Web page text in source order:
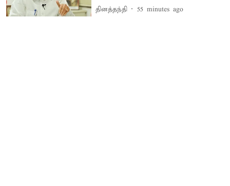
தினத்தந்தி 55 minutes ago